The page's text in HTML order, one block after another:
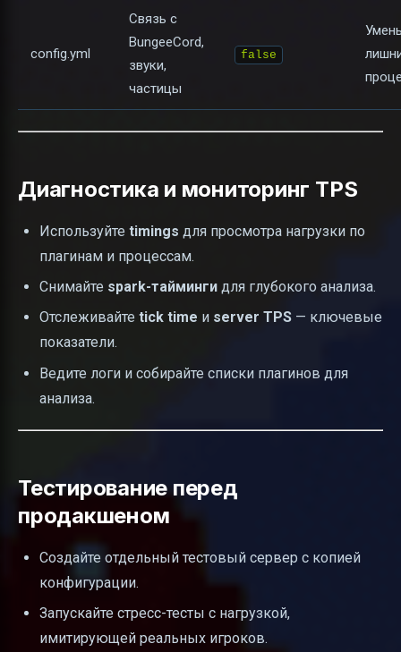
config.yml
Связь с
BungeeCord,
звуки,
частицы
false
Диагностика и мониторинг TPS
Используйте timings для просмотра нагрузки по
плагинам и процессам.
Снимайте spark-тайминги для глубокого анализа.
Отслеживайте tick time и server TPS — ключевые
показатели.
Ведите логи и собирайте списки плагинов для
анализа.
Тестирование перед
продакшеном
Создайте отдельный тестовый сервер с копией
конфигурации.
Запускайте стресс-тесты с нагрузкой,
имитирующей реальных игроков.